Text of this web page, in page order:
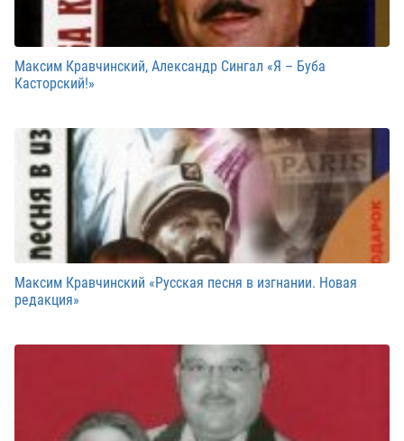
Максим Кравчинский, Александр Сингал «Я – Буба
Касторский!»
Максим Кравчинский «Русская песня в изгнании. Новая
редакция»